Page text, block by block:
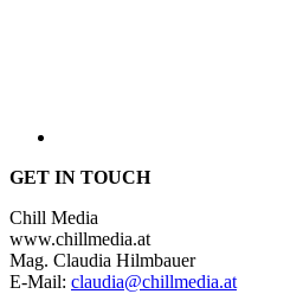
GET IN TOUCH
Chill Media
www.chillmedia.at
Mag. Claudia Hilmbauer
E-Mail: claudia@chillmedia.at